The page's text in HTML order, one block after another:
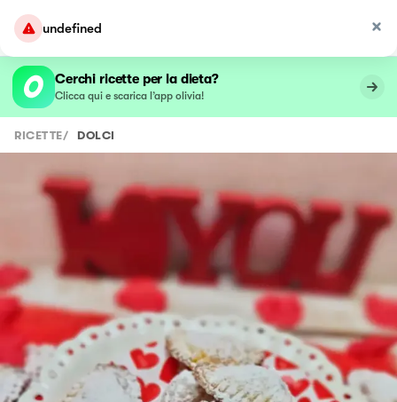
undefined
Cerchi ricette per la dieta?
Clicca qui e scarica l’app olivia!
RICETTE/ DOLCI